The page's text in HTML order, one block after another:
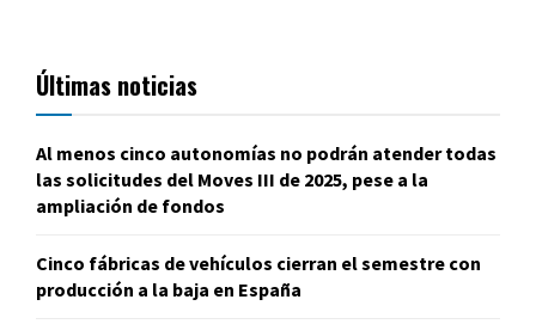
Últimas noticias
Al menos cinco autonomías no podrán atender todas
las solicitudes del Moves III de 2025, pese a la
ampliación de fondos
Cinco fábricas de vehículos cierran el semestre con
producción a la baja en España